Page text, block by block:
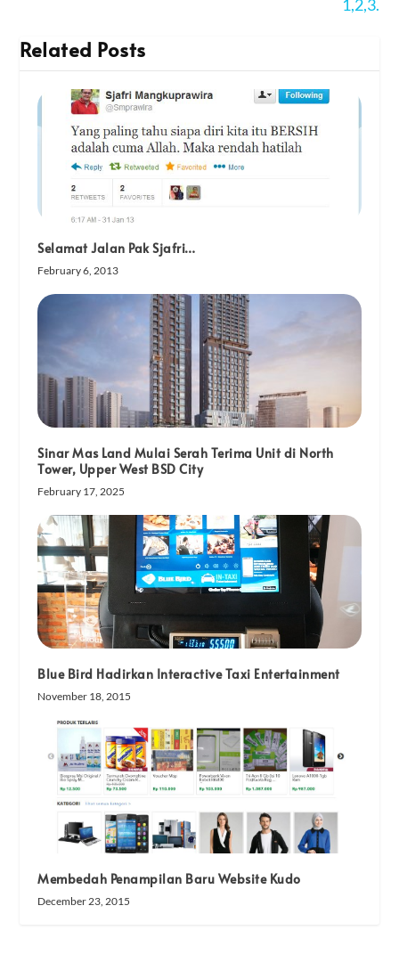
1,2,3.
Related Posts
Selamat Jalan Pak Sjafri…
February 6, 2013
Sinar Mas Land Mulai Serah Terima Unit di North
Tower, Upper West BSD City
February 17, 2025
Blue Bird Hadirkan Interactive Taxi Entertainment
November 18, 2015
Membedah Penampilan Baru Website Kudo
December 23, 2015